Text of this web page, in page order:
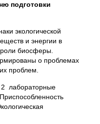
подготовки
экологической
и энергии в
биосферы.
о проблемах
проблем.
лабораторные